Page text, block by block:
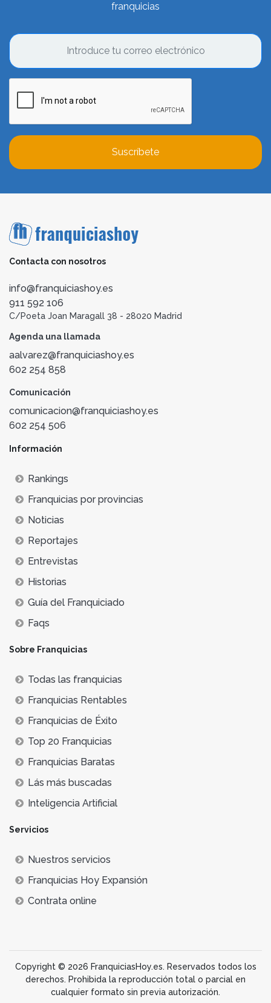
franquicias
Suscríbete
Contacta con nosotros
info@franquiciashoy.es
911 592 106
C/Poeta Joan Maragall 38 - 28020 Madrid
Agenda una llamada
aalvarez@franquiciashoy.es
602 254 858
Comunicación
comunicacion@franquiciashoy.es
602 254 506
Información
Rankings
Franquicias por provincias
Noticias
Reportajes
Entrevistas
Historias
Guía del Franquiciado
Faqs
Sobre Franquicias
Todas las franquicias
Franquicias Rentables
Franquicias de Éxito
Top 20 Franquicias
Franquicias Baratas
Lás más buscadas
Inteligencia Artificial
Servicios
Nuestros servicios
Franquicias Hoy Expansión
Contrata online
Copyright © 2026 FranquiciasHoy.es. Reservados todos los
derechos. Prohibida la reproducción total o parcial en
cualquier formato sin previa autorización.